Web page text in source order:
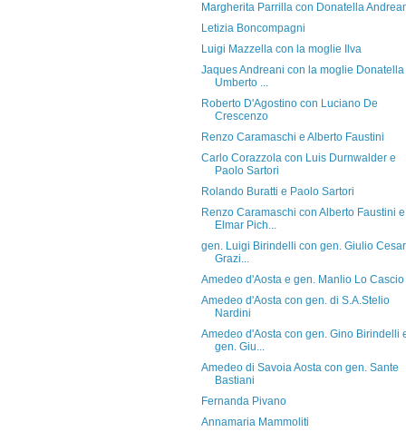
Margherita Parrilla con Donatella
Letizia Boncompagni
Luigi Mazzella con la moglie Ilva
Jaques Andreani con la moglie Donatella
Umberto ...
Roberto D'Agostino con Luciano De
Crescenzo
Renzo Caramaschi e Alberto Faustini
Carlo Corazzola con Luis Durnwalder e
Paolo Sartori
Rolando Buratti e Paolo Sartori
Renzo Caramaschi con Alberto Faustini e
Elmar Pich...
gen. Luigi Birindelli con gen. Giulio
Grazi...
Amedeo d'Aosta e gen. Manlio Lo Cascio
Amedeo d'Aosta con gen. di S.A.Stelio
Nardini
Amedeo d'Aosta con gen. Gino Birindelli
gen. Giu...
Amedeo di Savoia Aosta con gen. Sante
Bastiani
Fernanda Pivano
Annamaria Mammoliti